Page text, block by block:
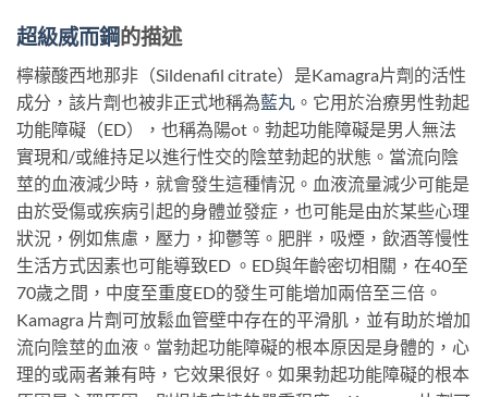
超級威而鋼的描述
檸檬酸西地那非（Sildenafil citrate）是Kamagra片劑的活性
成分，該片劑也被非正式地稱為藍丸 。它用於治療男性勃起
功能障礙（ED），也稱為陽ot。勃起功能障礙是男人無法
實現和/或維持足以進行性交的陰莖勃起的狀態。當流向陰
莖的血液減少時，就會發生這種情況。血液流量減少可能是
由於受傷或疾病引起的身體並發症，也可能是由於某些心理
狀況，例如焦慮，壓力，抑鬱等。肥胖，吸煙，飲酒等慢性
生活方式因素也可能導致ED 。ED與年齡密切相關，在40至
70歲之間，中度至重度ED的發生可能增加兩倍至三倍。
Kamagra 片劑可放鬆血管壁中存在的平滑肌，並有助於增加
流向陰莖的血液。當勃起功能障礙的根本原因是身體的，心
理的或兩者兼有時，它效果很好。如果勃起功能障礙的根本